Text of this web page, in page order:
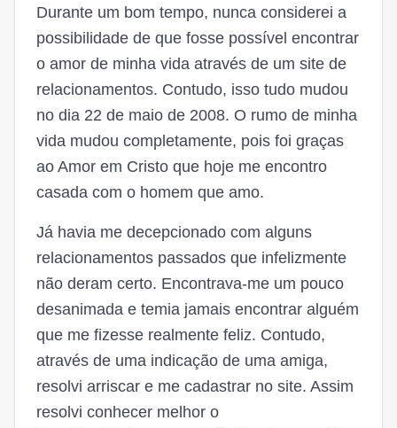
Durante um bom tempo, nunca considerei a
possibilidade de que fosse possível encontrar
o amor de minha vida através de um site de
relacionamentos. Contudo, isso tudo mudou
no dia 22 de maio de 2008. O rumo de minha
vida mudou completamente, pois foi graças
ao Amor em Cristo que hoje me encontro
casada com o homem que amo.
Já havia me decepcionado com alguns
relacionamentos passados que infelizmente
não deram certo. Encontrava-me um pouco
desanimada e temia jamais encontrar alguém
que me fizesse realmente feliz. Contudo,
através de uma indicação de uma amiga,
resolvi arriscar e me cadastrar no site. Assim
resolvi conhecer melhor o